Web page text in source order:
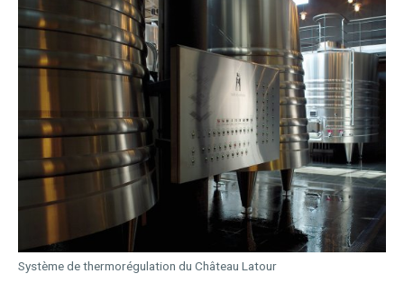
Système de thermorégulation du Château Latour